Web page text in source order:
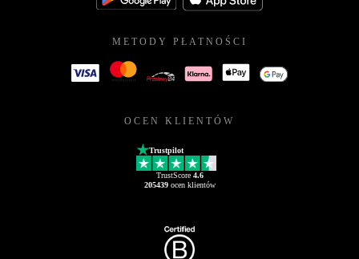
METODY PŁATNOŚCI
OCEN KLIENTÓW
Trustpilot
TrustScore 4.6
205439ocen klientów